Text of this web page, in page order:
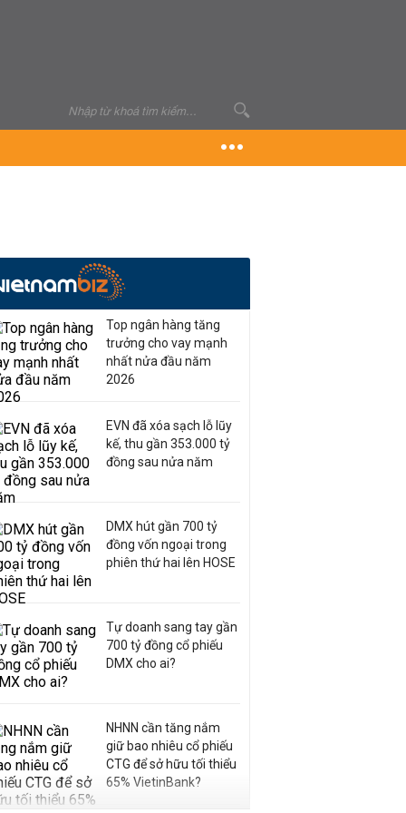
Top ngân hàng tăng
trưởng cho vay mạnh
nhất nửa đầu năm
2026
EVN đã xóa sạch lỗ lũy
kế, thu gần 353.000 tỷ
đồng sau nửa năm
DMX hút gần 700 tỷ
đồng vốn ngoại trong
phiên thứ hai lên HOSE
Tự doanh sang tay gần
700 tỷ đồng cổ phiếu
DMX cho ai?
NHNN cần tăng nắm
giữ bao nhiêu cổ phiếu
CTG để sở hữu tối thiểu
65% VietinBank?